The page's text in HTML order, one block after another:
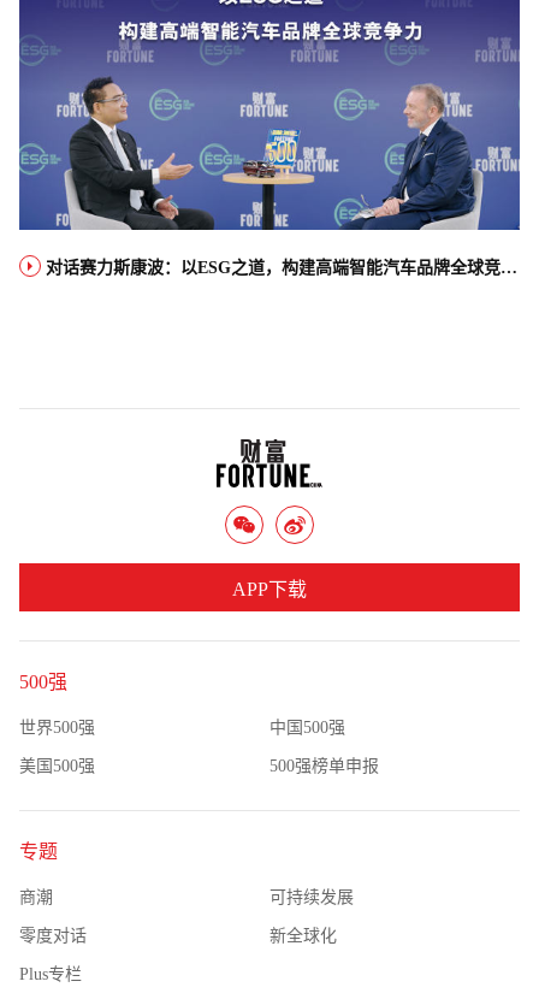
对话赛力斯康波：以ESG之道，构建高端智能汽车品牌全球竞争力
500强
世界500强 中国500强
美国500强 500强榜单申报
专题
商潮 可持续发展
零度对话 新全球化
Plus专栏
APP下载